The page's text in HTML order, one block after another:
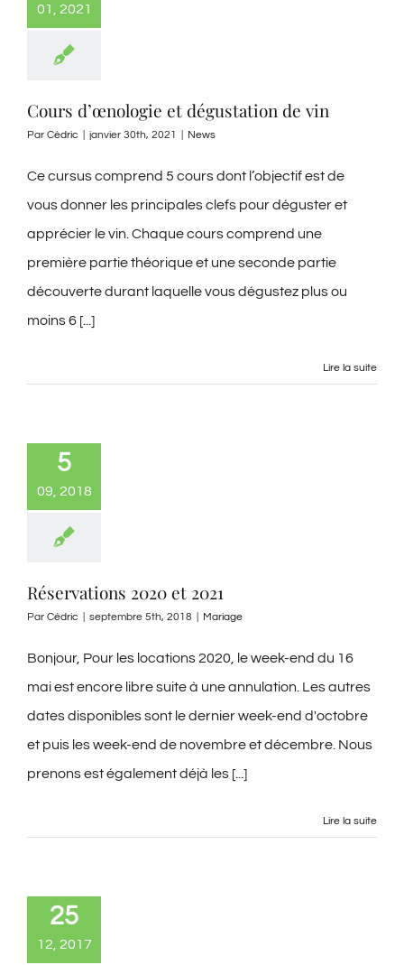
01, 2021
Cours d’œnologie et dégustation de vin
Par Cédric janvier 30th, 2021 News
Ce cursus comprend 5 cours dont l’objectif est de
vous donner les principales clefs pour déguster et
apprécier le vin. Chaque cours comprend une
première partie théorique et une seconde partie
découverte durant laquelle vous dégustez plus ou
moins 6 [...]
Lire la suite
5
09, 2018
Réservations 2020 et 2021
Par Cédric septembre 5th, 2018 Mariage
Bonjour, Pour les locations 2020, le week-end du 16
mai est encore libre suite à une annulation. Les autres
dates disponibles sont le dernier week-end d'octobre
et puis les week-end de novembre et décembre. Nous
prenons est également déjà les [...]
Lire la suite
25
12, 2017